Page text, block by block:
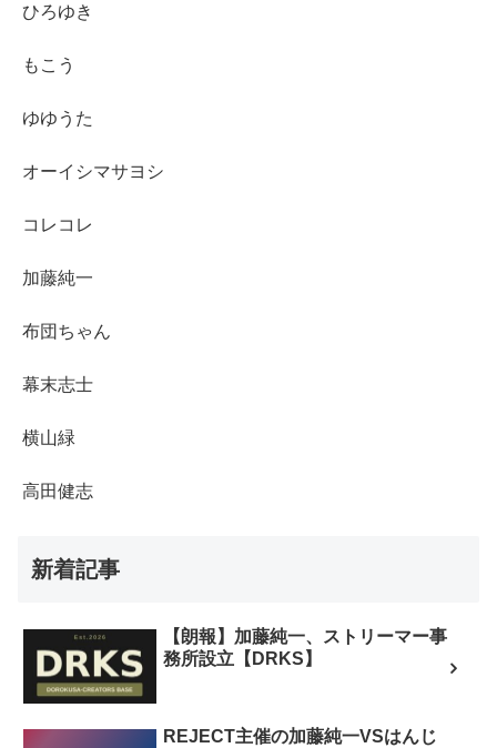
ひろゆき
もこう
ゆゆうた
オーイシマサヨシ
コレコレ
加藤純一
布団ちゃん
幕末志士
横山緑
高田健志
新着記事
【朗報】加藤純一、ストリーマー事
務所設立【DRKS】
REJECT主催の加藤純一VSはんじ